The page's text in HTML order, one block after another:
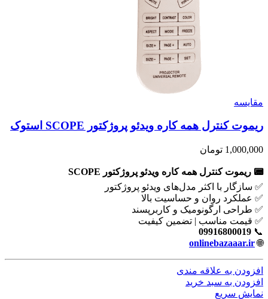
مقايسه
ریموت کنترل همه کاره ویدئو پروژکتور SCOPE استوک
1,000,000 تومان
📟 ریموت کنترل همه کاره ویدئو پروژکتور SCOPE
✅ سازگار با اکثر مدل‌های ویدئو پروژکتور
✅ عملکرد روان و حساسیت بالا
✅ طراحی ارگونومیک و کاربرپسند
✅ قیمت مناسب | تضمین کیفیت
📞
09916800019
🌐
onlinebazaaar.ir
افزودن به علاقه مندی
افزودن به سبد خرید
نمایش سریع